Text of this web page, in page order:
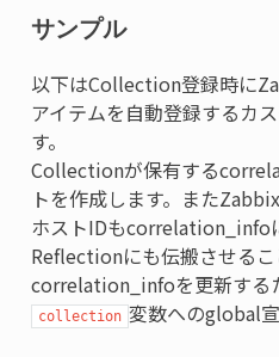
サンプル
以下はCollection登録時に
アイテムを自動登録するカ
す。
Collectionが保有する
トを作成します。また
ホストIDもcorrelation_info
Reflectionにも伝搬させるこ
correlation_infoを更新する
collection 変数へのglobal宣